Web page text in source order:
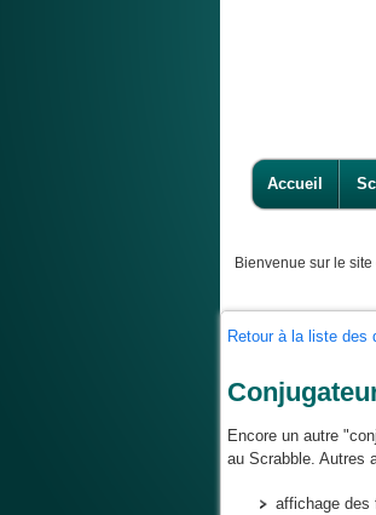
Accueil
Bienvenue sur le site
Retour à la liste des
Encore un autre
au Scrabble. Autres
affichage des